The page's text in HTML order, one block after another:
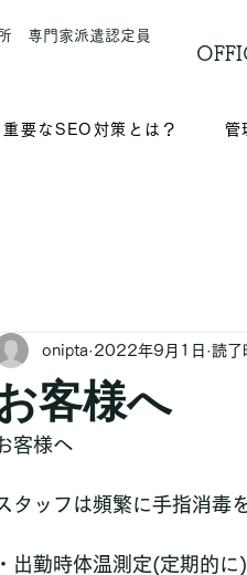
専門家派遣認定員
重要なSEO対策とは？ 管
客様へ
onipta 2022年9月1日 読了
客様へ
タッフは頻繁に手指消毒
・出勤時体温測定(定期的に)